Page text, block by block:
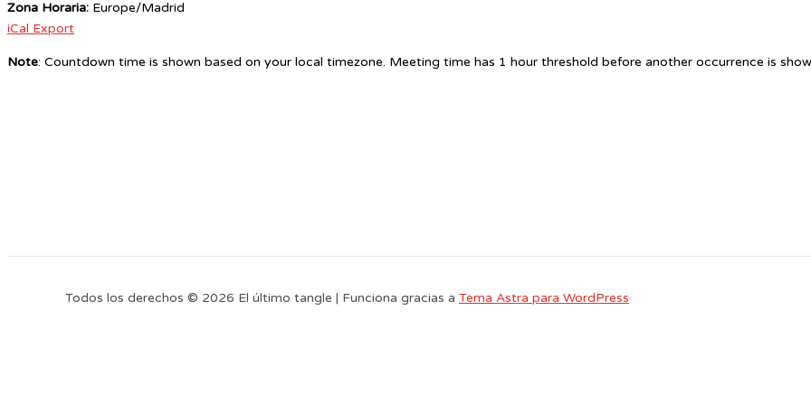
Zona Horaria: Europe/Madrid
iCal Export
Note: Countdown time is shown based on your local timezone. Meeting time has 1 hour threshold before another occurrence is
Todos los derechos © 2026 El último tangle | Funciona gracias a Tema Astra para WordPress